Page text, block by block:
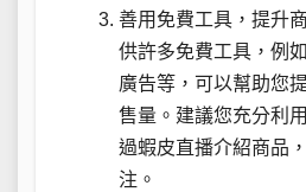
善用免費工具，提升
供許多免費工具，例
廣告等，可以幫助您
售量。建議您充分利
過蝦皮直播介紹商品
注。